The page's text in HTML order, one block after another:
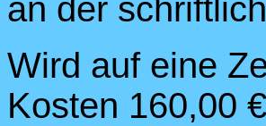
an der
Wird auf eine
Kosten 160,00